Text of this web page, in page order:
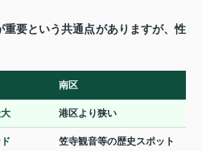
重要という共通点がありますが、性
南区
港区より狭い
笠寺観音等の歴史スポット